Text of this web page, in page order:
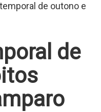
de outono e
de